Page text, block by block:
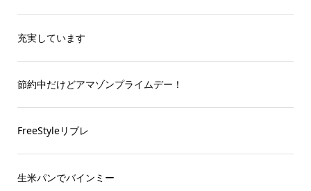
充実しています
節約中だけどアマゾンプライムデー！
FreeStyleリブレ
生米パンでバインミー